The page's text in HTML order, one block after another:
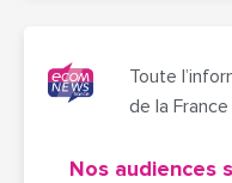
Toute
de la
Nos audiences